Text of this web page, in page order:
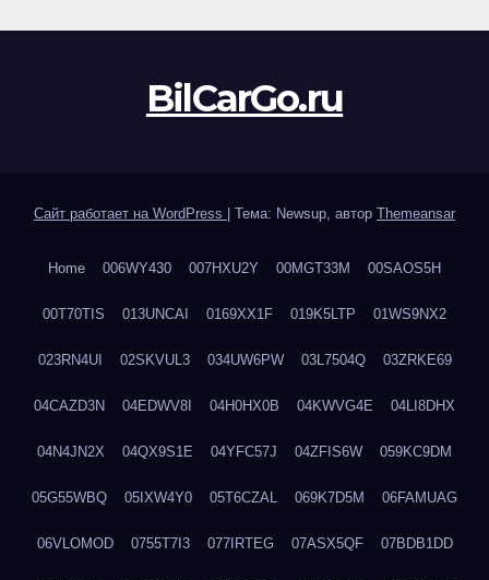
BilCarGo.ru
Сайт работает на WordPress Тема: Newsup, автор Themeansar
Home 006WY430 007HXU2Y 00MGT33M 00SAOS5H
00T70TIS 013UNCAI 0169XX1F 019K5LTP 01WS9NX2
023RN4UI 02SKVUL3 034UW6PW 03L7504Q 03ZRKE69
04CAZD3N 04EDWV8I 04H0HX0B 04KWVG4E 04LI8DHX
04N4JN2X 04QX9S1E 04YFC57J 04ZFIS6W 059KC9DM
05G55WBQ 05IXW4Y0 05T6CZAL 069K7D5M 06FAMUAG
06VLOMOD 0755T7I3 077IRTEG 07ASX5QF 07BDB1DD